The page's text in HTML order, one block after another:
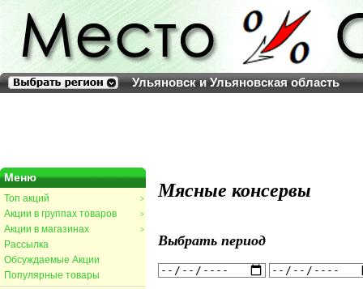
Ульяновск и Ульяновская область
Меню
>
Топ акций
>
Акции в группах товаров
>
Акции в магазинах
Рассылка
Обсуждаемые Акции
Популярные товары
Мясные консервы
Выбрать период